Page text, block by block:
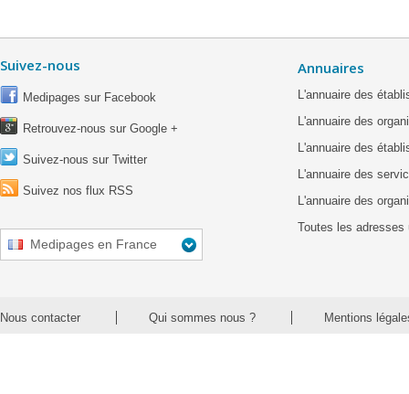
Suivez-nous
Medipages sur Facebook
Retrouvez-nous sur Google +
Suivez-nous sur Twitter
Suivez nos flux RSS
Medipages en France
Annuaires
L'annuaire des
L'annuaire des
L'annuaire des
L'annuaire des
L'annuaire des
Toutes les adresses
Nous contacter Qui sommes nous ? Mentions